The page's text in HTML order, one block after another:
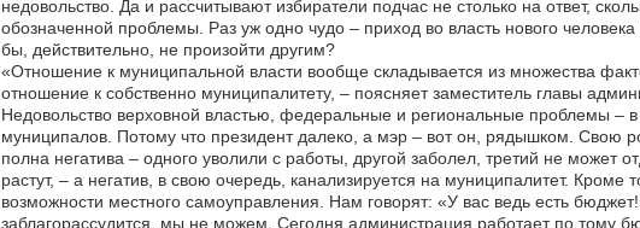
недовольство. Да и рассчитывают избиратели подчас не столько на ответ,
обозначенной проблемы. Раз уж одно чудо – приход во власть нового
бы, действительно, не произойти другим?
«Отношение к муниципальной власти вообще складывается из множества
отношение к собственно муниципалитету, – поясняет заместитель главы
Недовольство верховной властью, федеральные и региональные проблемы – в
муниципалов. Потому что президент далеко, а мэр – вот он, рядышком. Свою
полна негатива – одного уволили с работы, другой заболел, третий не может
растут, – а негатив, в свою очередь, канализируется на муниципалитет. Кроме
возможности местного самоуправления. Нам говорят: «У вас ведь есть
заблагорассудится, мы не можем. Сегодня администрация работает по тому